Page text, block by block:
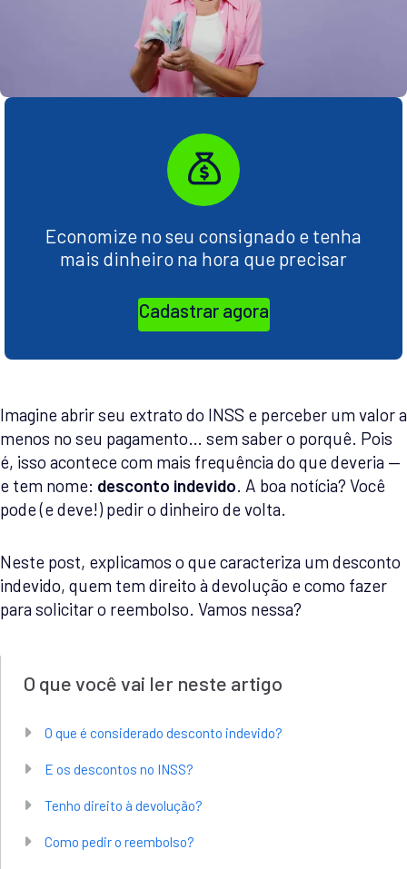
Economize no seu consignado e tenha
mais dinheiro na hora que precisar
Cadastrar agora
Imagine abrir seu extrato do INSS e perceber um valor a
menos no seu pagamento… sem saber o porquê. Pois
é, isso acontece com mais frequência do que deveria —
e tem nome: desconto indevido. A boa notícia? Você
pode (e deve!) pedir o dinheiro de volta.
Neste post, explicamos o que caracteriza um desconto
indevido, quem tem direito à devolução e como fazer
para solicitar o reembolso. Vamos nessa?
O que você vai ler neste artigo
O que é considerado desconto indevido?
E os descontos no INSS?
Tenho direito à devolução?
Como pedir o reembolso?